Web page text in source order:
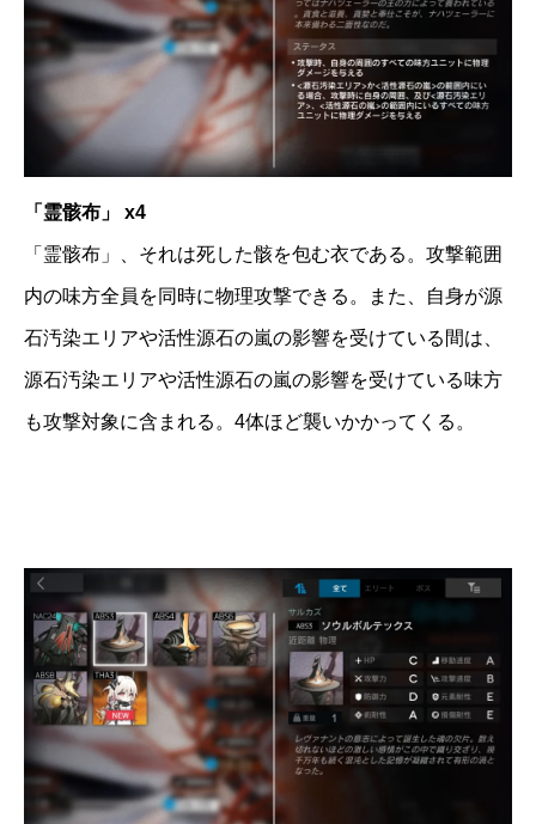
「霊骸布」 x4
「霊骸布」、それは死した骸を包む衣である。攻撃範囲
内の味方全員を同時に物理攻撃できる。また、自身が源
石汚染エリアや活性源石の嵐の影響を受けている間は、
源石汚染エリアや活性源石の嵐の影響を受けている味方
も攻撃対象に含まれる。4体ほど襲いかかってくる。